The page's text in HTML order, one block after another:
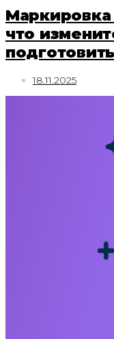
Маркировка
что
18.11.2025